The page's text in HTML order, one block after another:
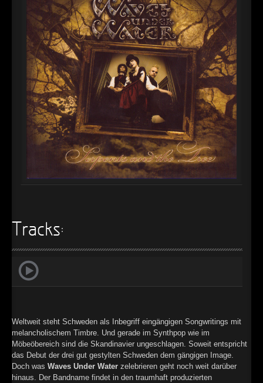
► Alltag macht tot
Oberer Totpunkt
► Die Krieger
Oberer Totpunkt
► Imperator
Oberer Totpunkt
► Maschinenherz
Oberer Totpunkt
► Der Siebte Tag
Oberer Totpunkt
► Langfristig gesehen (sind wir alle tot)
Oberer Totpunkt
► Blutmond
Oberer Totpunkt
► Totentanz
Oberer Totpunkt
Oberer Totpunkt
►
►
►
Tracks:
Weltweit steht Schweden als Inbegriff eingängigen Songwritings mit
melancholischem Timbre. Und gerade im Synthpop wie im
Möbeöbereich sind die Skandinavier ungeschlagen. Soweit entspricht
das Debut der drei gut gestylten Schweden dem gängigen Image.
Doch was Waves Under Water zelebrieren geht noch weit darüber
hinaus. Der Bandname findet in den traumhaft produzierten